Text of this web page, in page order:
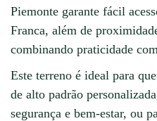
Piemonte garante fácil
Franca, além de
combinando praticidade
Este terreno é ideal para
de alto padrão
segurança e bem-estar, ou